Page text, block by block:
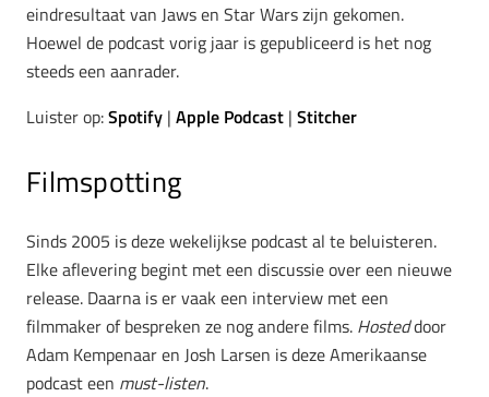
eindresultaat van Jaws en Star Wars zijn gekomen.
Hoewel de podcast vorig jaar is gepubliceerd is het nog
steeds een aanrader.
Luister op:Spotify | Apple Podcast | Stitcher
Filmspotting
Sinds 2005 is deze wekelijkse podcast al te beluisteren.
Elke aflevering begint met een discussie over een nieuwe
release. Daarna is er vaak een interview met een
filmmaker of bespreken ze nog andere films. Hosteddoor
Adam Kempenaar en Josh Larsen is deze Amerikaanse
podcast een must-listen.